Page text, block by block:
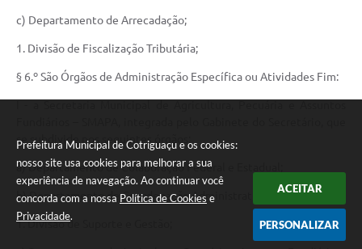
Prefeitura Municipal de Cotriguaçu e os cookies:
nosso site usa cookies para melhorar a sua
experiência de navegação. Ao continuar você
concorda com a nossa Política de Cookies e
Privacidade.
ACEITAR
PERSONALIZAR
c) Departamento de Arrecadação;
1. Divisão de Fiscalização Tributária;
§ 6.º São Órgãos de Administração Específica ou Atividades Fim:
se subdivide nos seguintes órgãos:
a) Departamento de Colaboração Federal e Estadual;
b) Departamento de Coordenação Administrativa;
1. Divisão de Suporte e Gestão;